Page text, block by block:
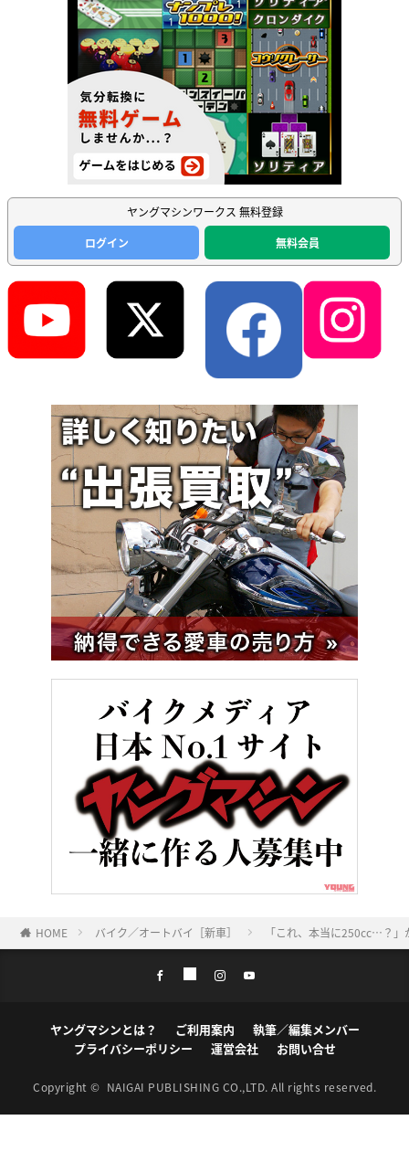
ヤングマシンワークス 無料登録
ログイン
無料会員
HOME バイク／オートバイ［新車］ 「これ、本当に250cc…？
ヤングマシンとは？ ご利用案内
執筆／編集メンバー
プライバシーポリシー
運営会社 お問い合せ
Copyright © NAIGAI PUBLISHING CO.,LTD. All rights reserved.